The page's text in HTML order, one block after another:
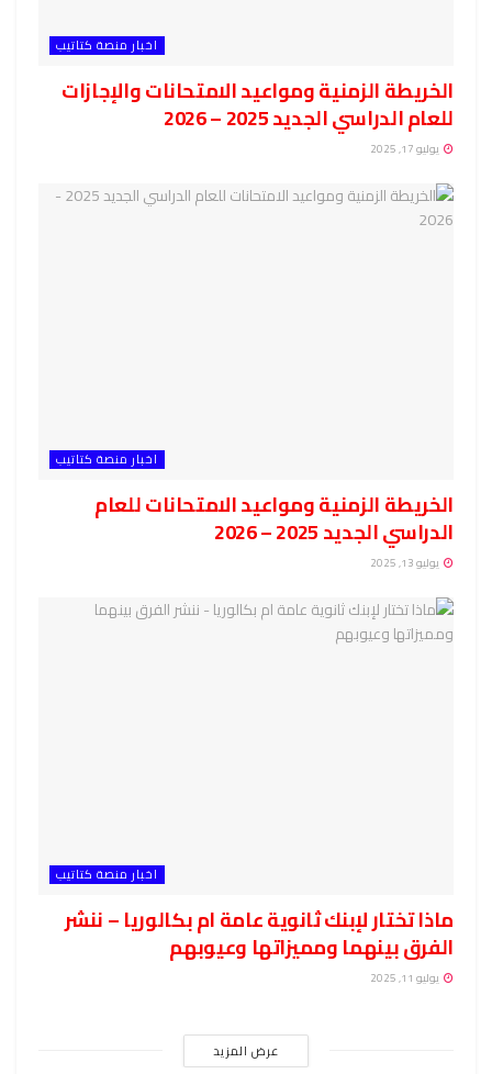
اخبار منصة كتاتيب
الخريطة الزمنية ومواعيد الامتحانات والإجازات
للعام الدراسي الجديد 2025 – 2026
يوليو 17, 2025
اخبار منصة كتاتيب
الخريطة الزمنية ومواعيد الامتحانات للعام
الدراسي الجديد 2025 – 2026
يوليو 13, 2025
اخبار منصة كتاتيب
ماذا تختار لإبنك ثانوية عامة ام بكالوريا – ننشر
الفرق بينهما ومميزاتها وعيوبهم
يوليو 11, 2025
عرض المزيد